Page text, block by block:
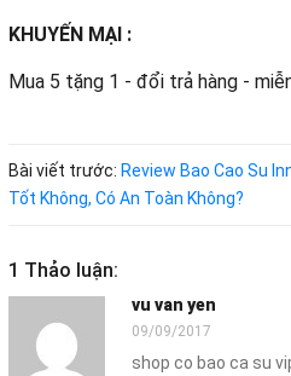
KHUYẾN MẠI :
Mua 5 tặng 1 - đổi trả hàng -
Bài viết trước: Review Bao Cao Su
Tốt Không, Có An Toàn Không?
1 Thảo luận:
vu van yen
09/09/2017
shop co bao ca su